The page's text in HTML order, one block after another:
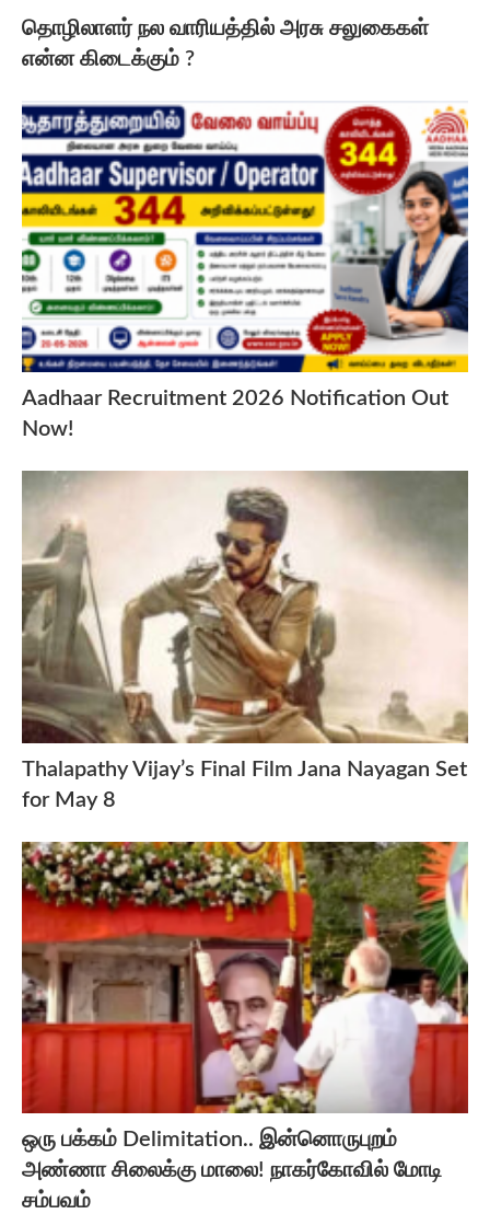
தொழிலாளர் நல வாரியத்தில் அரசு சலுகைகள்
என்ன கிடைக்கும் ?
Aadhaar Recruitment 2026 Notification Out
Now!
Thalapathy Vijay’s Final Film Jana Nayagan Set
for May 8
ஒரு பக்கம் Delimitation.. இன்னொருபுறம்
அண்ணா சிலைக்கு மாலை! நாகர்கோவில் மோடி
சம்பவம்